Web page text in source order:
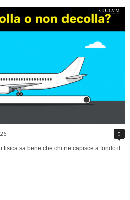
0
sa bene che chi ne capisce a fondo il